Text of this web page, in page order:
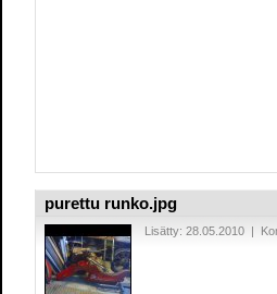
purettu runko.jpg
Lisätty: 28.05.2010 |